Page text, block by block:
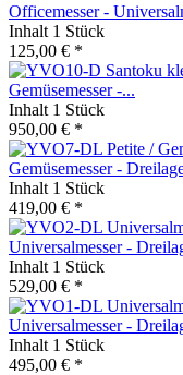
Officemesser -
Inhalt 1 Stück
125,00 € *
Gemüsemesser -...
Inhalt 1 Stück
950,00 € *
Gemüsemesser -
Inhalt 1 Stück
419,00 € *
Universalmesser -
Inhalt 1 Stück
529,00 € *
Universalmesser -
Inhalt 1 Stück
495,00 € *